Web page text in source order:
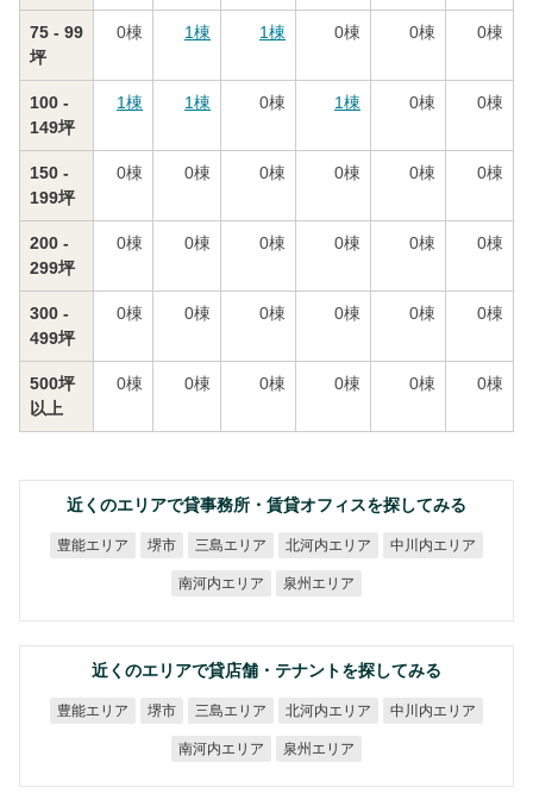
75 - 99
坪
0棟 1棟 1棟 0棟 0棟 0棟
100 -
149坪
1棟 1棟 0棟 1棟 0棟 0棟
150 -
199坪
0棟 0棟 0棟 0棟 0棟 0棟
200 -
299坪
0棟 0棟 0棟 0棟 0棟 0棟
300 -
499坪
0棟 0棟 0棟 0棟 0棟 0棟
500坪
以上
0棟 0棟 0棟 0棟 0棟 0棟
近くのエリアで貸事務所・賃貸オフィスを探してみる
豊能エリア 堺市 三島エリア 北河内エリア 中川内エリア
南河内エリア 泉州エリア
近くのエリアで貸店舗・テナントを探してみる
豊能エリア 堺市 三島エリア 北河内エリア 中川内エリア
南河内エリア 泉州エリア